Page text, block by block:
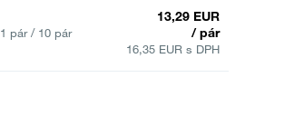
1 pár / 10 pár
13,29 EUR
/ pár
16,35 EUR s DPH